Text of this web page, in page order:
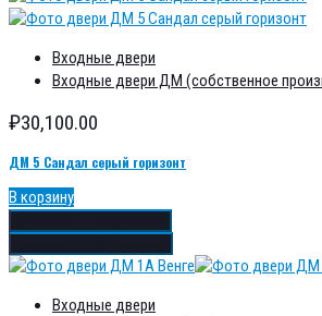
Входные двери
Входные двери ДМ (собственное
₽30,100.00
ДМ 5 Сандал серый горизонт
В корзину
Входные двери